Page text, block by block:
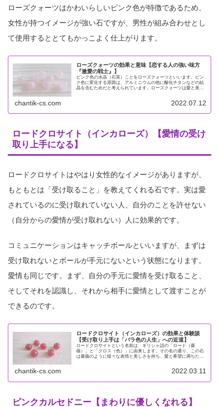
ローズクォーツはかわいらしいピンク色が特徴であるため、
女性が持つイメージが強い石ですが、男性が組み合わせとし
て使用するととてもかっこよく仕上がります。
ローズクォーツの効果と意味【恋する人の強い味方
『激愛の戦士』】
ピンク色の水晶（石英）ことをローズクォーツといいます。ピン
ク色に変化する原因は、アルミニウムの他に酸化チタンなどの結
晶を含むためだと考えられています。ローズクォーツは愛と美を
chantik-cs.com 2022.07.12
ロードクロサイト（インカローズ）【愛情の受け
取り上手になる】
ロードクロサイトはやはり女性的なイメージがありますが、
もともとは「受け取ること」を教えてくれる石です。実は愛
されているのに受け取れていない人、自分のことを許せない
（自分からの愛情が受け取れない）人に効果的です。
コミュニケーションはキャッチボールといいますが、まずは
受け取れないとボールが手元にないという状態になります。
愛情も同じです。まず、自分の手元に愛情を受け取ること、
そしてそれを認識し、それから相手に愛情として渡すことが
できるのです。
ロードクロサイト（インカローズ）の効果と体験談
【受け取り上手は「バラ色の人生」への近道】
ロードクロサイトという名前は、ギリシャ語の「ロード（薔
薇）」と「クロス（色）」に由来します。その名の通り、この石
は薔薇のように様々な表情と美しさを持ち、愛と希望に満ちた
chantik-cs.com 2022.03.11
ピンクカルセドニー【まわりに優しくなれる】